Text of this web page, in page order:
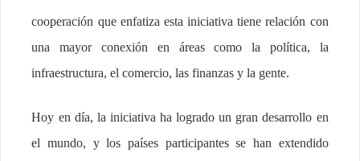
cooperación que enfatiza esta iniciativa tiene relación con
una mayor conexión en áreas como la política, la
infraestructura, el comercio, las finanzas y la gente.
Hoy en día, la iniciativa ha logrado un gran desarrollo en
el mundo, y los países participantes se han extendido